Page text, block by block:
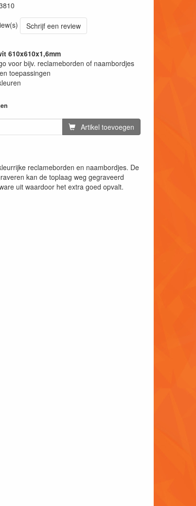
Schrijf een review
610x610x1,6mm
voor bijv. reclameborden of naambordjes
toepassingen
Artikel toevoegen
reclameborden en naambordjes. De
kan de toplaag weg gegraveerd
uit waardoor het extra goed opvalt.